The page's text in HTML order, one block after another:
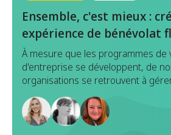
Ensemble, c'est mieux :
expérience de bénévolat
Benevity x Goodera
À mesure que les programmes de
d'entreprise se développent, de
organisations se retrouvent à
plateformes en matière de
d'exécution et de reporting
chaque outil ait un objectif, cette